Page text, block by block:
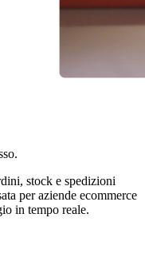
stock e spedizioni
per aziende ecommerce
in tempo reale.